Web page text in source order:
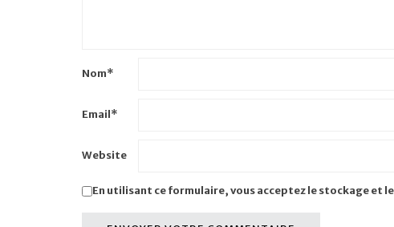
Nom*
Email*
Website
En utilisant ce formulaire, vous acceptez le stockage et